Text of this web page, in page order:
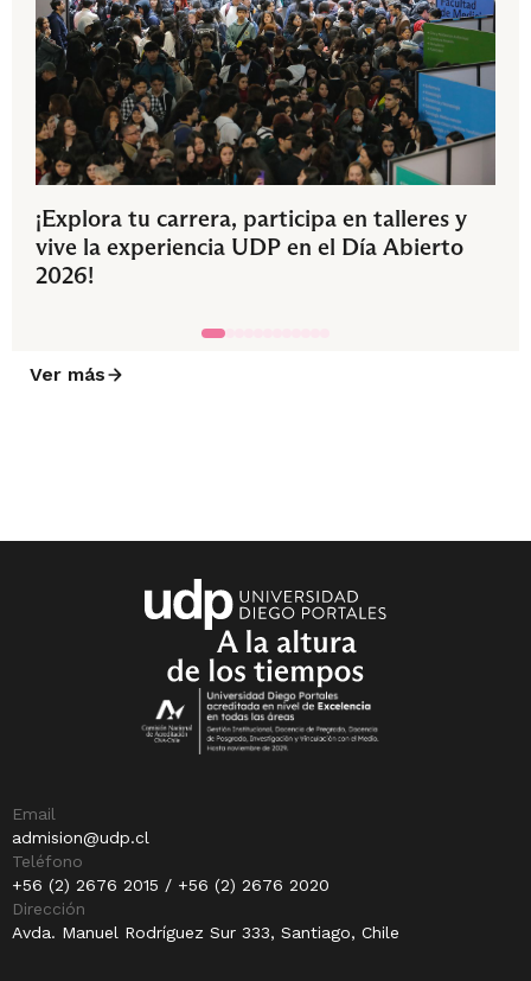
¡Explora tu carrera, participa en talleres y
vive la experiencia UDP en el Día Abierto
2026!
Ver más
Email
admision@udp.cl
Teléfono
+56 (2) 2676 2015 / +56 (2) 2676 2020
Dirección
Avda. Manuel Rodríguez Sur 333, Santiago, Chile